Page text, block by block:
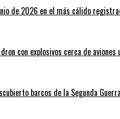
de 2026 en el más cálido
con explosivos cerca de aviones
barcos de la Segunda